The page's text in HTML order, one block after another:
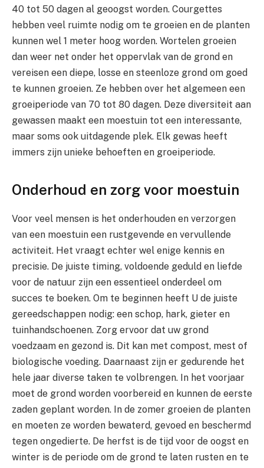
40 tot 50 dagen al geoogst worden. Courgettes
hebben veel ruimte nodig om te groeien en de planten
kunnen wel 1 meter hoog worden. Wortelen groeien
dan weer net onder het oppervlak van de grond en
vereisen een diepe, losse en steenloze grond om goed
te kunnen groeien. Ze hebben over het algemeen een
groeiperiode van 70 tot 80 dagen. Deze diversiteit aan
gewassen maakt een moestuin tot een interessante,
maar soms ook uitdagende plek. Elk gewas heeft
immers zijn unieke behoeften en groeiperiode.
Onderhoud en zorg voor moestuin
Voor veel mensen is het onderhouden en verzorgen
van een moestuin een rustgevende en vervullende
activiteit. Het vraagt echter wel enige kennis en
precisie. De juiste timing, voldoende geduld en liefde
voor de natuur zijn een essentieel onderdeel om
succes te boeken. Om te beginnen heeft U de juiste
gereedschappen nodig: een schop, hark, gieter en
tuinhandschoenen. Zorg ervoor dat uw grond
voedzaam en gezond is. Dit kan met compost, mest of
biologische voeding. Daarnaast zijn er gedurende het
hele jaar diverse taken te volbrengen. In het voorjaar
moet de grond worden voorbereid en kunnen de eerste
zaden geplant worden. In de zomer groeien de planten
en moeten ze worden bewaterd, gevoed en beschermd
tegen ongedierte. De herfst is de tijd voor de oogst en
winter is de periode om de grond te laten rusten en te